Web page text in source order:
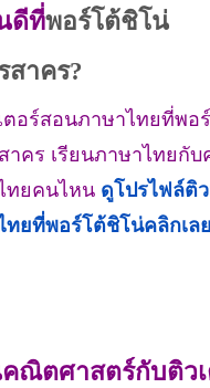
ดีที่พอร์โต้ชิโน่
สาคร?
ตอร์สอนภาษาไทยที่พอ
าคร เรียนภาษาไทยกับ
ทยคนไหน ดูโปรไฟล์ติ
ทยที่พอร์โต้ชิโน่คลิกเล
คณิตศาสตร์กับติว